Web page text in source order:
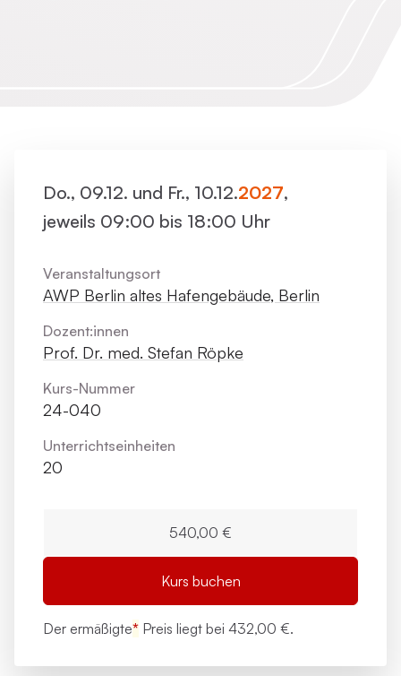
Do., 09.12. und Fr., 10.12.2027,
jeweils 09:00 bis 18:00 Uhr
Veranstaltungsort
AWP Berlin altes Hafengebäude, Berlin
Dozent:innen
Prof. Dr. med. Stefan Röpke
Kurs-Nummer
24-040
Unterrichts­einheiten
20
540,00 €
Kurs buchen
Der ermäßigte* Preis liegt bei 432,00 €.